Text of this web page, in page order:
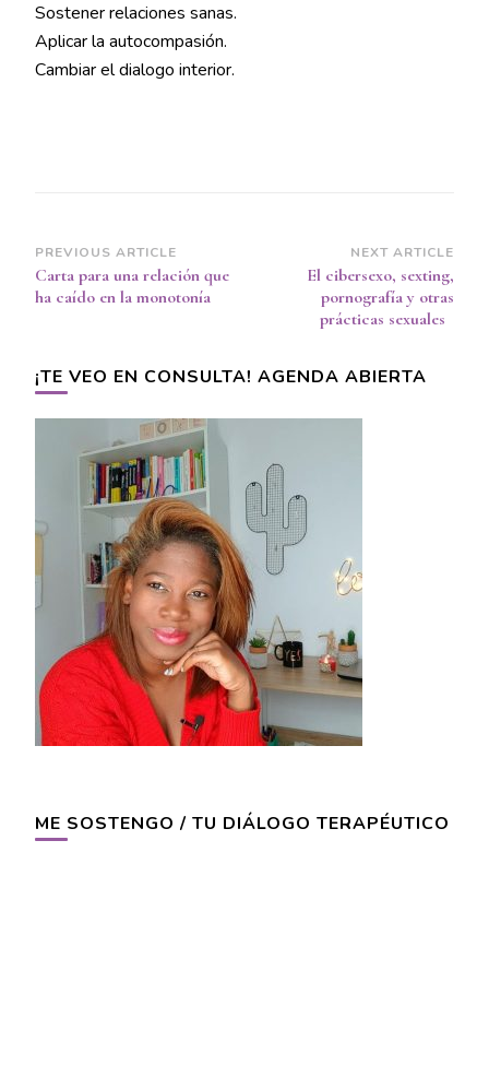
Sostener relaciones sanas.
Aplicar la autocompasión.
Cambiar el dialogo interior.
Post
Navigation
PREVIOUS ARTICLE
Carta para una relación que
ha caído en la monotonía
NEXT ARTICLE
El cibersexo, sexting,
pornografía y otras
prácticas sexuales
¡TE VEO EN CONSULTA! AGENDA ABIERTA
ME SOSTENGO / TU DIÁLOGO TERAPÉUTICO